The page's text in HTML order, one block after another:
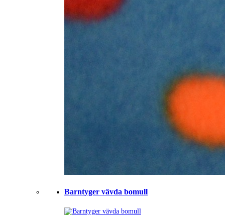
Barntyger vävda bomull